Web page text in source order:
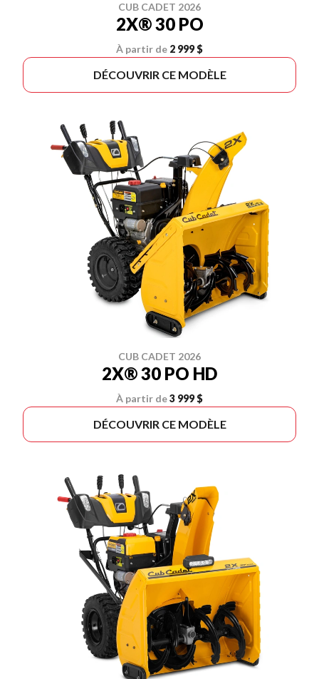
CUB CADET 2026
2X® 30 PO
À partir de 2 999 $
DÉCOUVRIR CE MODÈLE
CUB CADET 2026
2X® 30 PO HD
À partir de3 999 $
DÉCOUVRIR CE MODÈLE